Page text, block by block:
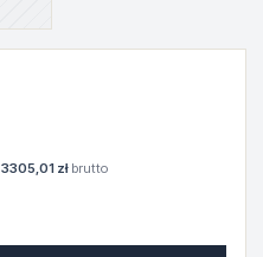
3305,01 złbrutto